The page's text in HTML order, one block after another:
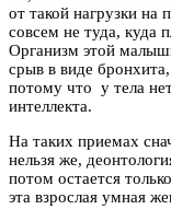
от такой нагрузки
совсем не туда, куда
Организм этой
срыв в виде
потому что у тела
интеллекта.
На таких приемах
нельзя же,
потом остается
эта взрослая умная